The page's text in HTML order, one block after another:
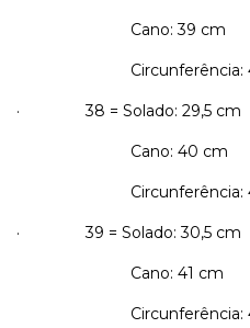
Cano: 39 cm
Circunferência:
· 38 = Solado: 29,5 cm
Cano: 40 cm
Circunferência:
· 39 = Solado: 30,5 cm
Cano: 41 cm
Circunferência: